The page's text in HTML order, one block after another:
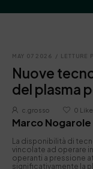
MAY 07 2026 / LETTURE
Nuove
del plasma
c.grosso 0
Marco Nogarole
La disponibilità di
vincolate ad operare
operanti a pressione
significativamente la